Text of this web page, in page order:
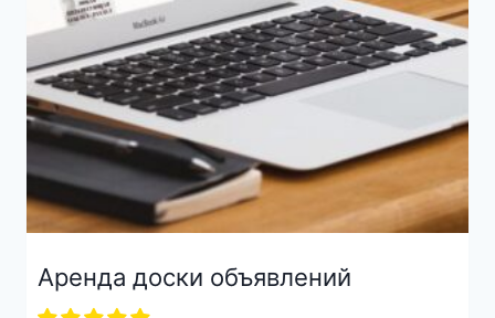
Аренда доски объявлений